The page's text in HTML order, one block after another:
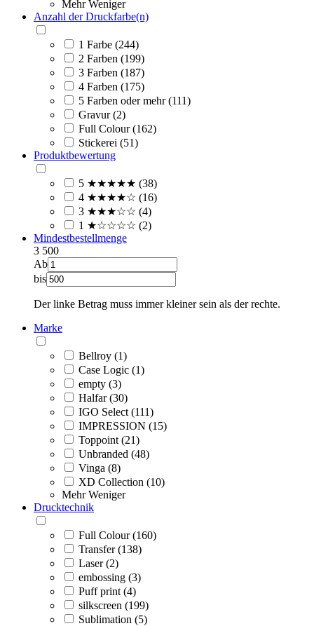
Mehr Weniger
Anzahl der Druckfarbe(n)
1 Farbe (244)
2 Farben (199)
3 Farben (187)
4 Farben (175)
5 Farben oder mehr (111)
Gravur (2)
Full Colour (162)
Stickerei (51)
Produktbewertung
5 ★★★★★ (38)
4 ★★★★☆ (16)
3 ★★★☆☆ (4)
1 ★☆☆☆☆ (2)
Mindestbestellmenge
3 500
Ab
bis
Der linke Betrag muss immer kleiner sein als der rechte.
Marke
Bellroy (1)
Case Logic (1)
empty (3)
Halfar (30)
IGO Select (111)
IMPRESSION (15)
Toppoint (21)
Unbranded (48)
Vinga (8)
XD Collection (10)
Mehr Weniger
Drucktechnik
Full Colour (160)
Transfer (138)
Laser (2)
embossing (3)
Puff print (4)
silkscreen (199)
Sublimation (5)